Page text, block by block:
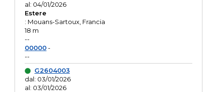
al: 04/01/2026
Estere
: Mouans-Sartoux, Francia
18 m
--
00000-
--
G2604003
dal: 03/01/2026
al: 03/01/2026